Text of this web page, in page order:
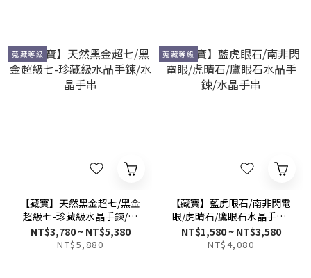
蒐藏等級
【藏寶】天然黑金超七/黑金
超級七-珍藏級水晶手鍊/水
晶手串
NT$3,780 ~ NT$5,380
NT$5,880
蒐藏等級
【藏寶】藍虎眼石/南非閃電
眼/虎晴石/鷹眼石水晶手鍊/
水晶手串
NT$1,580 ~ NT$3,580
NT$4,080